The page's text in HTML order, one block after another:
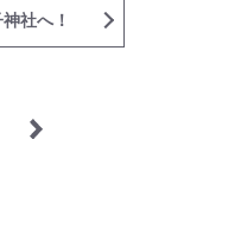
社へ！